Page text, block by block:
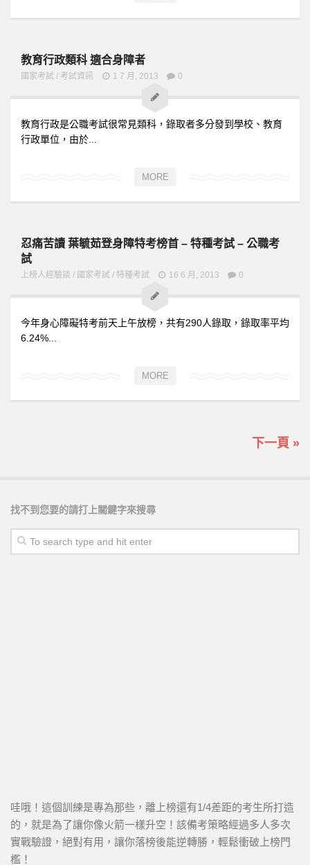
教育行政類科 適合身障者
國家考試 / 考試資訊 1 7 月, 2013 0
教育行政是公職考試很常見類科，錄取者多分發到學校、教育
行政單位，由於...
MORE
忍痛苦讀 葉毓茹登身障特考榜首 – 特種考試 – 公職考
試
上榜人經驗談 / 國家考試 / 特種考試 16 6 月, 2013 0
今年身心障礙特考前天上午放榜，共有290人錄取，錄取率平均
6.24%...
MORE
下一頁 »
找不到您要的請打上關鍵字來搜尋
哇哦！這個訓練是專為那些，離上榜還有1/4差距的考生所打造
的，就是為了讓你像火箭一樣升空！該備考策略經過多人多次
實戰驗證，絕對有用，讓你落榜後能逆轉勝，輕鬆衝破上榜門
檻！